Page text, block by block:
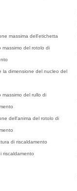
massima dell'etichetta
massimo del rotolo di
la dimensione del nucleo del
massimo del rullo di
dell'anima del rotolo di
di riscaldamento
riscaldamento